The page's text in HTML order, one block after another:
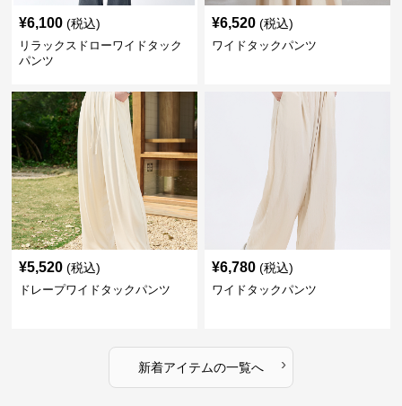
¥6,100 (税込)
リラックスドローワイドタック
パンツ
¥6,520 (税込)
ワイドタックパンツ
¥5,520 (税込)
ドレープワイドタックパンツ
¥6,780 (税込)
ワイドタックパンツ
新着アイテムの一覧へ ›